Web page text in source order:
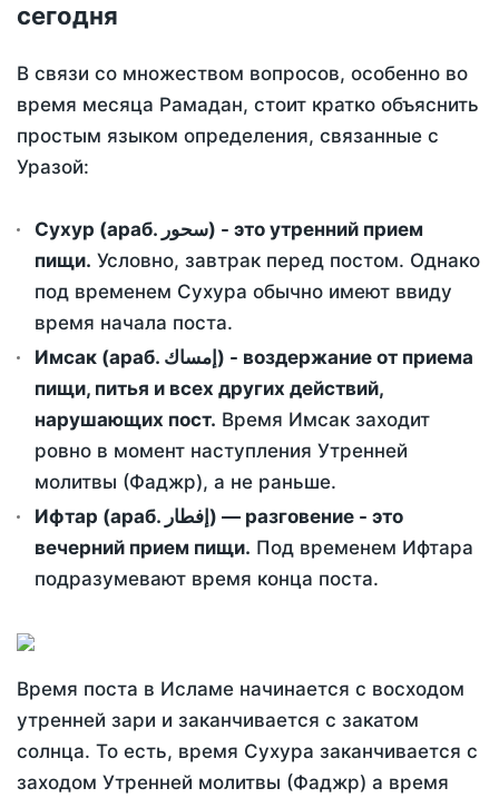
сегодня
В связи со множеством вопросов, особенно во
время месяца Рамадан, стоит кратко объяснить
простым языком определения, связанные с
Уразой:
Сухур (араб. سحور) - это утренний прием
пищи. Условно, завтрак перед постом. Однако
под временем Сухура обычно имеют ввиду
время начала поста.
Имсак (араб. إمساك) - воздержание от приема
пищи, питья и всех других действий,
нарушающих пост. Время Имсак заходит
ровно в момент наступления Утренней
молитвы (Фаджр), а не раньше.
Ифтар (араб. إفطار) — разговение - это
вечерний прием пищи. Под временем Ифтара
подразумевают время конца поста.
Время поста в Исламе начинается с восходом
утренней зари и заканчивается с закатом
солнца. То есть, время Сухура заканчивается с
заходом Утренней молитвы (Фаджр) а время